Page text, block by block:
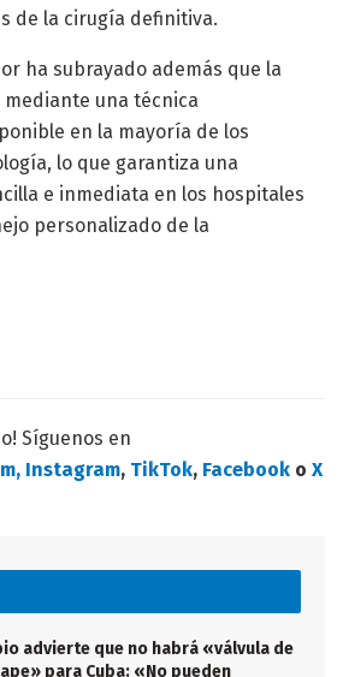
de la cirugía definitiva.
ha subrayado además que la
una técnica
en la mayoría de los
lo que garantiza una
e inmediata en los hospitales
personalizado de la
Síguenos en
Instagram, TikTok, Facebook o X
advierte que no habrá «válvula de
para Cuba: «No pueden